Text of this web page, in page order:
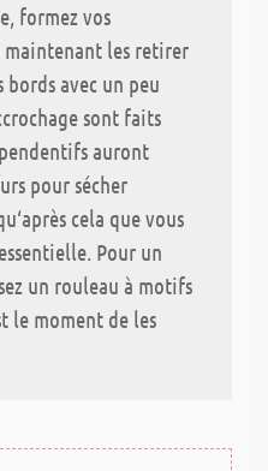
formez vos
maintenant les retirer
avec un peu
sont faits
auront
pour sécher
cela que vous
Pour un
un rouleau à motifs
le moment de les